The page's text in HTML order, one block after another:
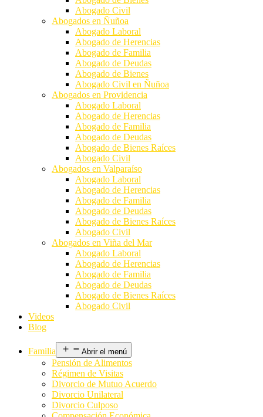
Abogado Civil
Abogados en Ñuñoa
Abogado Laboral
Abogado de Herencias
Abogado de Familia
Abogado de Deudas
Abogado de Bienes
Abogado Civil en Ñuñoa
Abogados en Providencia
Abogado Laboral
Abogado de Herencias
Abogado de Familia
Abogado de Deudas
Abogado de Bienes Raíces
Abogado Civil
Abogados en Valparaíso
Abogado Laboral
Abogado de Herencias
Abogado de Familia
Abogado de Deudas
Abogado de Bienes Raíces
Abogado Civil
Abogados en Viña del Mar
Abogado Laboral
Abogado de Herencias
Abogado de Familia
Abogado de Deudas
Abogado de Bienes Raíces
Abogado Civil
Videos
Blog
Familia Abrir el menú
Pensión de Alimentos
Régimen de Visitas
Divorcio de Mutuo Acuerdo
Divorcio Unilateral
Divorcio Culposo